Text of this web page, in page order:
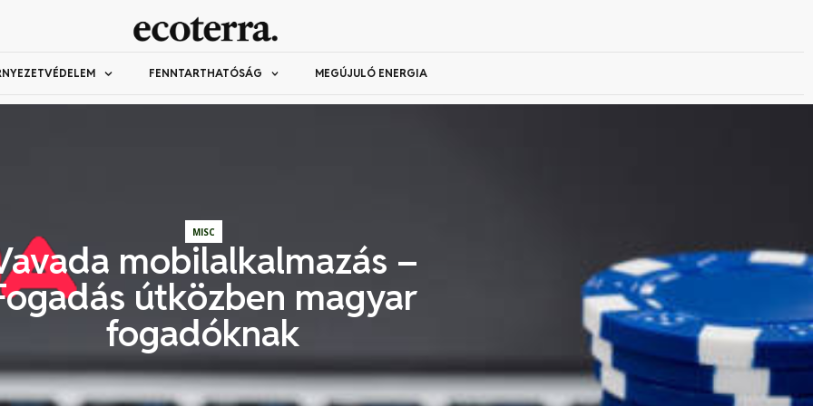
FENNTARTHATÓSÁG MEGÚJULÓ ENERGIA
MISC
mobilalkalmazás –
útközben magyar
fogadóknak